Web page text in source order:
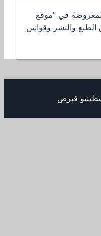
في “موقع
والنشر وقوانين
قبرص